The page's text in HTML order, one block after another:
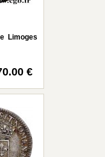
Limoges
€